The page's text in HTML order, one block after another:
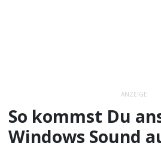
ANZEIGE
So kommst Du
Windows Sound